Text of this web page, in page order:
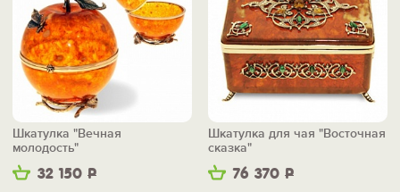
32 150 Р
Шкатулка "Вечная
молодость"
76 370 Р
Шкатулка для чая "Восточная
сказка"